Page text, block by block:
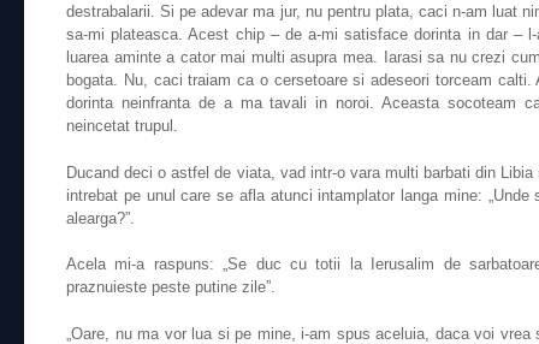
destrabalarii. Si pe adevar ma jur, nu pentru plata, caci n-am luat
sa-mi plateasca. Acest chip – de a-mi satisface dorinta in dar –
luarea aminte a cator mai multi asupra mea. Iarasi sa nu crezi
bogata. Nu, caci traiam ca o cersetoare si adeseori torceam
dorinta neinfranta de a ma tavali in noroi. Aceasta socoteam
neincetat trupul.
Ducand deci o astfel de viata, vad intr-o vara multi barbati din
intrebat pe unul care se afla atunci intamplator langa mine:
alearga?”.
Acela mi-a raspuns: „Se duc cu totii la Ierusalim de
praznuieste peste putine zile”.
„Oare, nu ma vor lua si pe mine, i-am spus aceluia, daca voi vrea